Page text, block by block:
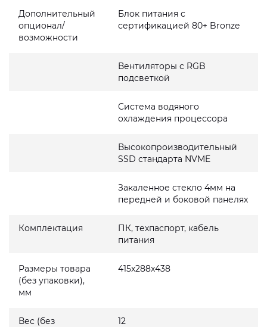
Дополнительный
опционал/
возможности
Блок питания с
сертификацией 80+ Bronze
Вентиляторы с RGB
подсветкой
Система водяного
охлаждения процессора
Высокопроизводительный
SSD стандарта NVME
Закаленное стекло 4мм на
передней и боковой панелях
Комплектация
ПК, техпаспорт, кабель
питания
Размеры товара
(без упаковки),
мм
415x288x438
Вес (без
12